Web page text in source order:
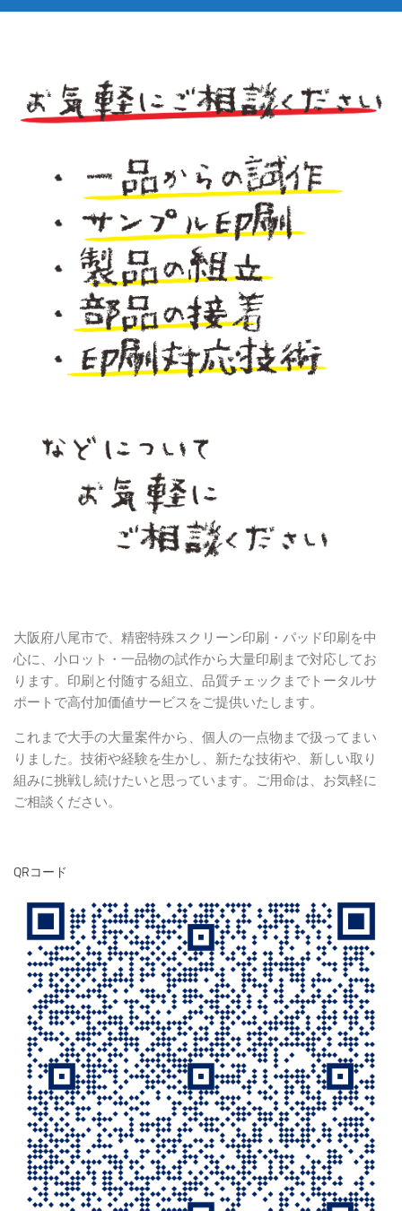
大阪府八尾市で、精密特殊スクリーン印刷・パッド印刷を中
心に、小ロット・一品物の試作から大量印刷まで対応してお
ります。印刷と付随する組立、品質チェックまでトータルサ
ポートで高付加価値サービスをご提供いたします。
これまで大手の大量案件から、個人の一点物まで扱ってまい
りました。技術や経験を生かし、新たな技術や、新しい取り
組みに挑戦し続けたいと思っています。ご用命は、お気軽に
ご相談ください。
QRコード